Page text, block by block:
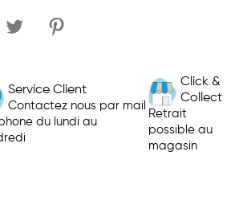
Service Client
Contactez nous par mail
du lundi au
Click &
Collect
Retrait
possible au
magasin